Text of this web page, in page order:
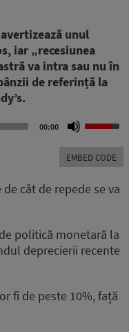
unul
iar „recesiunea
va intra sau nu în
de referință la
00:00
Up/Down
keys
increase
volume.
EMBED CODE
cât de repede se va
politică monetară la
deprecierii recente
fi de peste 10%, față